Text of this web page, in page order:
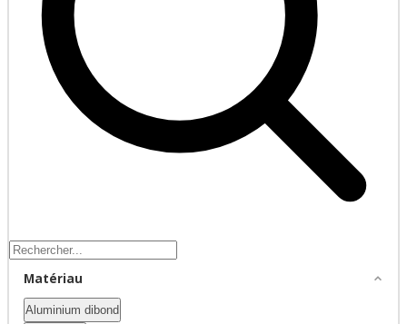
Matériau
Aluminium dibond